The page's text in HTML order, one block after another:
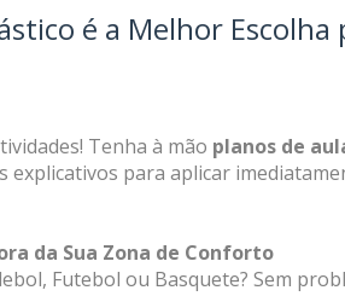
é a Melhor Escolha
Tenha à mão planos de
explicativos para aplicar
da Sua Zona de Conforto
Futebol ou Basquete? Sem